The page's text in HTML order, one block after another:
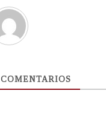
COMENTARIOS